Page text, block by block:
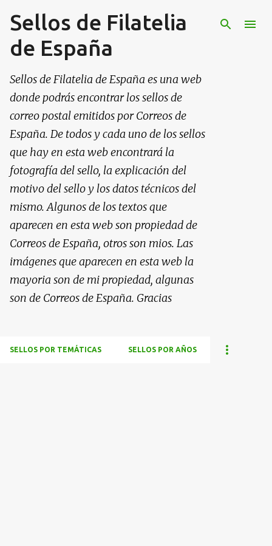
Ir al contenido principal
Sellos de Filatelia
de España
Sellos de Filatelia de España es una web
donde podrás encontrar los sellos de
correo postal emitidos por Correos de
España. De todos y cada uno de los sellos
que hay en esta web encontrará la
fotografía del sello, la explicación del
motivo del sello y los datos técnicos del
mismo. Algunos de los textos que
aparecen en esta web son propiedad de
Correos de España, otros son mios. Las
imágenes que aparecen en esta web la
mayoria son de mi propiedad, algunas
son de Correos de España. Gracias
SELLOS POR TEMÁTICAS SELLOS POR AÑOS